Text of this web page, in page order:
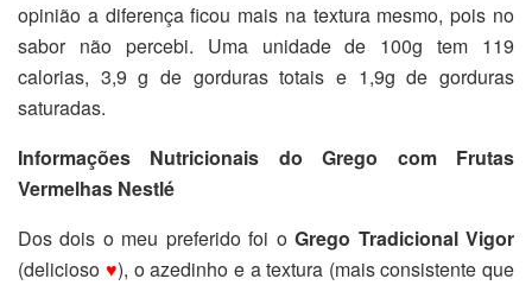
opinião a diferença ficou mais na textura mesmo, pois no
sabor não percebi. Uma unidade de 100g tem 119
calorias, 3,9 g de gorduras totais e 1,9g de gorduras
saturadas.
Informações Nutricionais do Grego com Frutas
Vermelhas Nestlé
Dos dois o meu preferido foi oGrego Tradicional Vigor
(delicioso ♥), o azedinho e a textura (mais consistente que